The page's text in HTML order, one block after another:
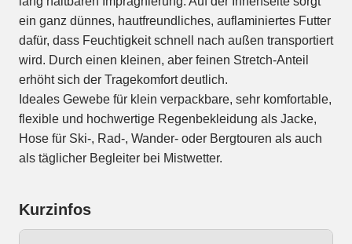
ein ganz dünnes, hautfreundliches, auflaminiertes Futter
dafür, dass Feuchtigkeit schnell nach außen transportiert
wird. Durch einen kleinen, aber feinen Stretch-Anteil
erhöht sich der Tragekomfort deutlich.
Ideales Gewebe für klein verpackbare, sehr komfortable,
flexible und hochwertige Regenbekleidung als Jacke,
Hose für Ski-, Rad-, Wander- oder Bergtouren als auch
als täglicher Begleiter bei Mistwetter.
Kurzinfos